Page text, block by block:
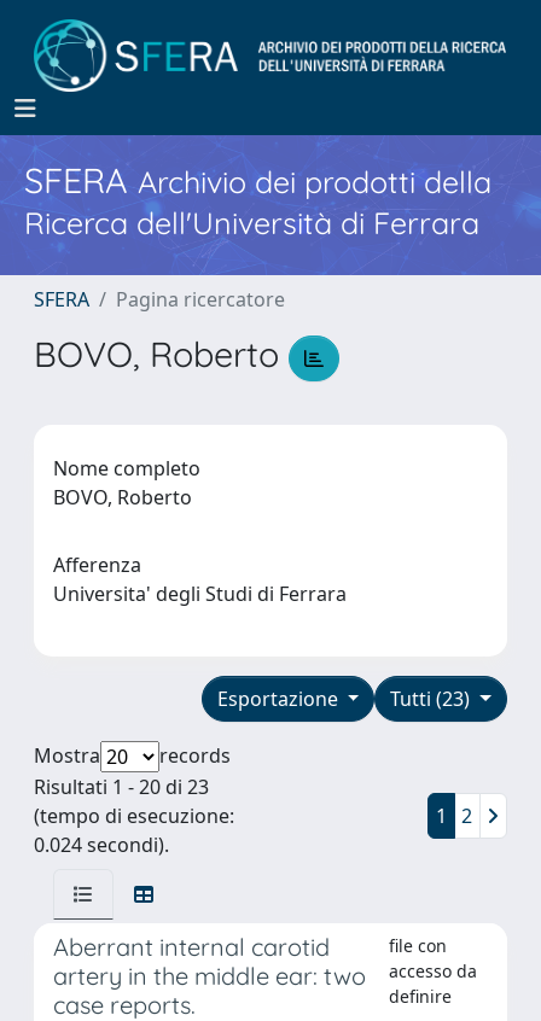
SFERA Archivio dei prodotti della
Ricerca dell'Università di Ferrara
SFERA Pagina ricercatore
BOVO, Roberto
Nome completo
BOVO, Roberto
Afferenza
Universita' degli Studi di Ferrara
Tutti (23)
Esportazione
Mostra
records
Risultati 1 - 20 di 23
(tempo di esecuzione:
0.024 secondi).
1 2
Aberrant internal carotid
artery in the middle ear: two
case reports.
file con
accesso da
definire